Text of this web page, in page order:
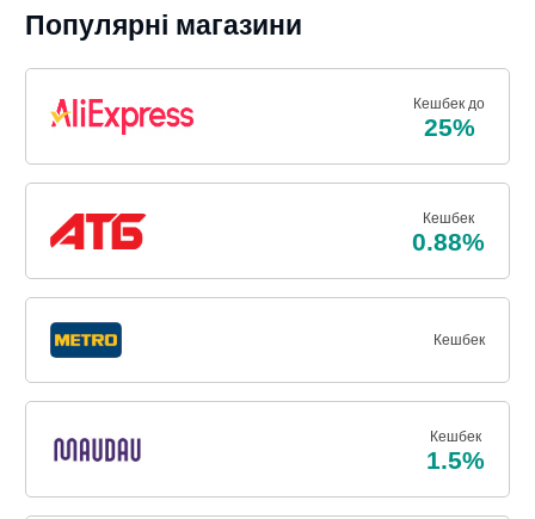
Популярні магазини
Кешбек до
25%
Кешбек
0.88%
Кешбек
Кешбек
1.5%